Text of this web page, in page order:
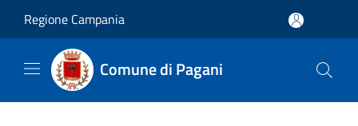
Regione Campania
Comune di Pagani